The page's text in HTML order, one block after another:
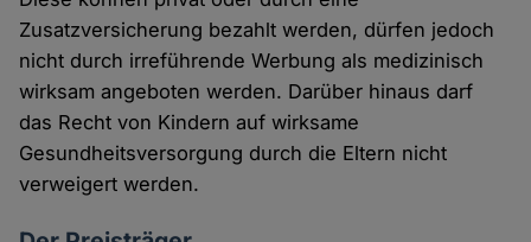
Zusatzversicherung bezahlt werden, dürfen jedoch
nicht durch irreführende Werbung als medizinisch
wirksam angeboten werden. Darüber hinaus darf
das Recht von Kindern auf wirksame
Gesundheitsversorgung durch die Eltern nicht
verweigert werden.